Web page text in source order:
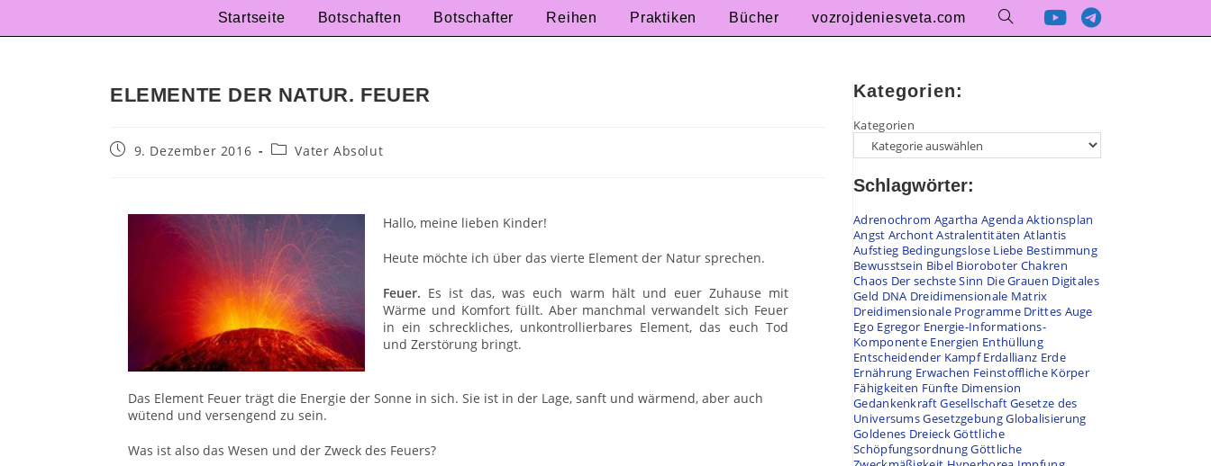
Startseite Botschaften Botschafter Reihen Praktiken Bücher vozrojdeniesveta.com
ELEMENTE DER NATUR. FEUER
9. Dezember 2016 Vater Absolut
Hallo, meine lieben Kinder!
Heute möchte ich über das vierte Element der Natur sprechen.
Feuer. Es ist das, was euch warm hält und euer Zuhause mit
Wärme und Komfort füllt. Aber manchmal verwandelt sich Feuer
in ein schreckliches, unkontrollierbares Element, das euch Tod
und Zerstörung bringt.
Das Element Feuer trägt die Energie der Sonne in sich. Sie ist in der Lage, sanft und wärmend, aber auch
wütend und versengend zu sein.
Was ist also das Wesen und der Zweck des Feuers?
Kategorien:
Kategorien
Schlagwörter:
Adrenochrom Agartha AgendaAktionsplan
Angst ArchontAstralentitäten Atlantis
Aufstieg Bedingungslose Liebe Bestimmung
Bewusstsein Bibel Bioroboter Chakren
Chaos Der sechste Sinn Die Grauen Digitales
Geld DNA Dreidimensionale Matrix
Dreidimensionale Programme Drittes Auge
Ego Egregor Energie-Informations-
Komponente Energien Enthüllung
Entscheidender Kampf Erdallianz Erde
Ernährung Erwachen Feinstoffliche Körper
Fähigkeiten Fünfte Dimension
GedankenkraftGesellschaftGesetze des
UniversumsGesetzgebungGlobalisierung
Goldenes DreieckGöttliche
SchöpfungsordnungGöttliche